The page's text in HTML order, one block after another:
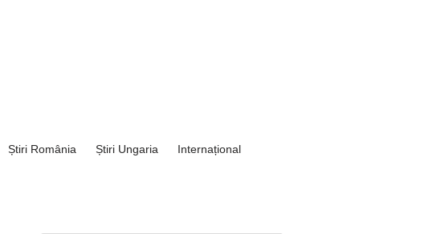
Știri România Știri Ungaria
Internațional